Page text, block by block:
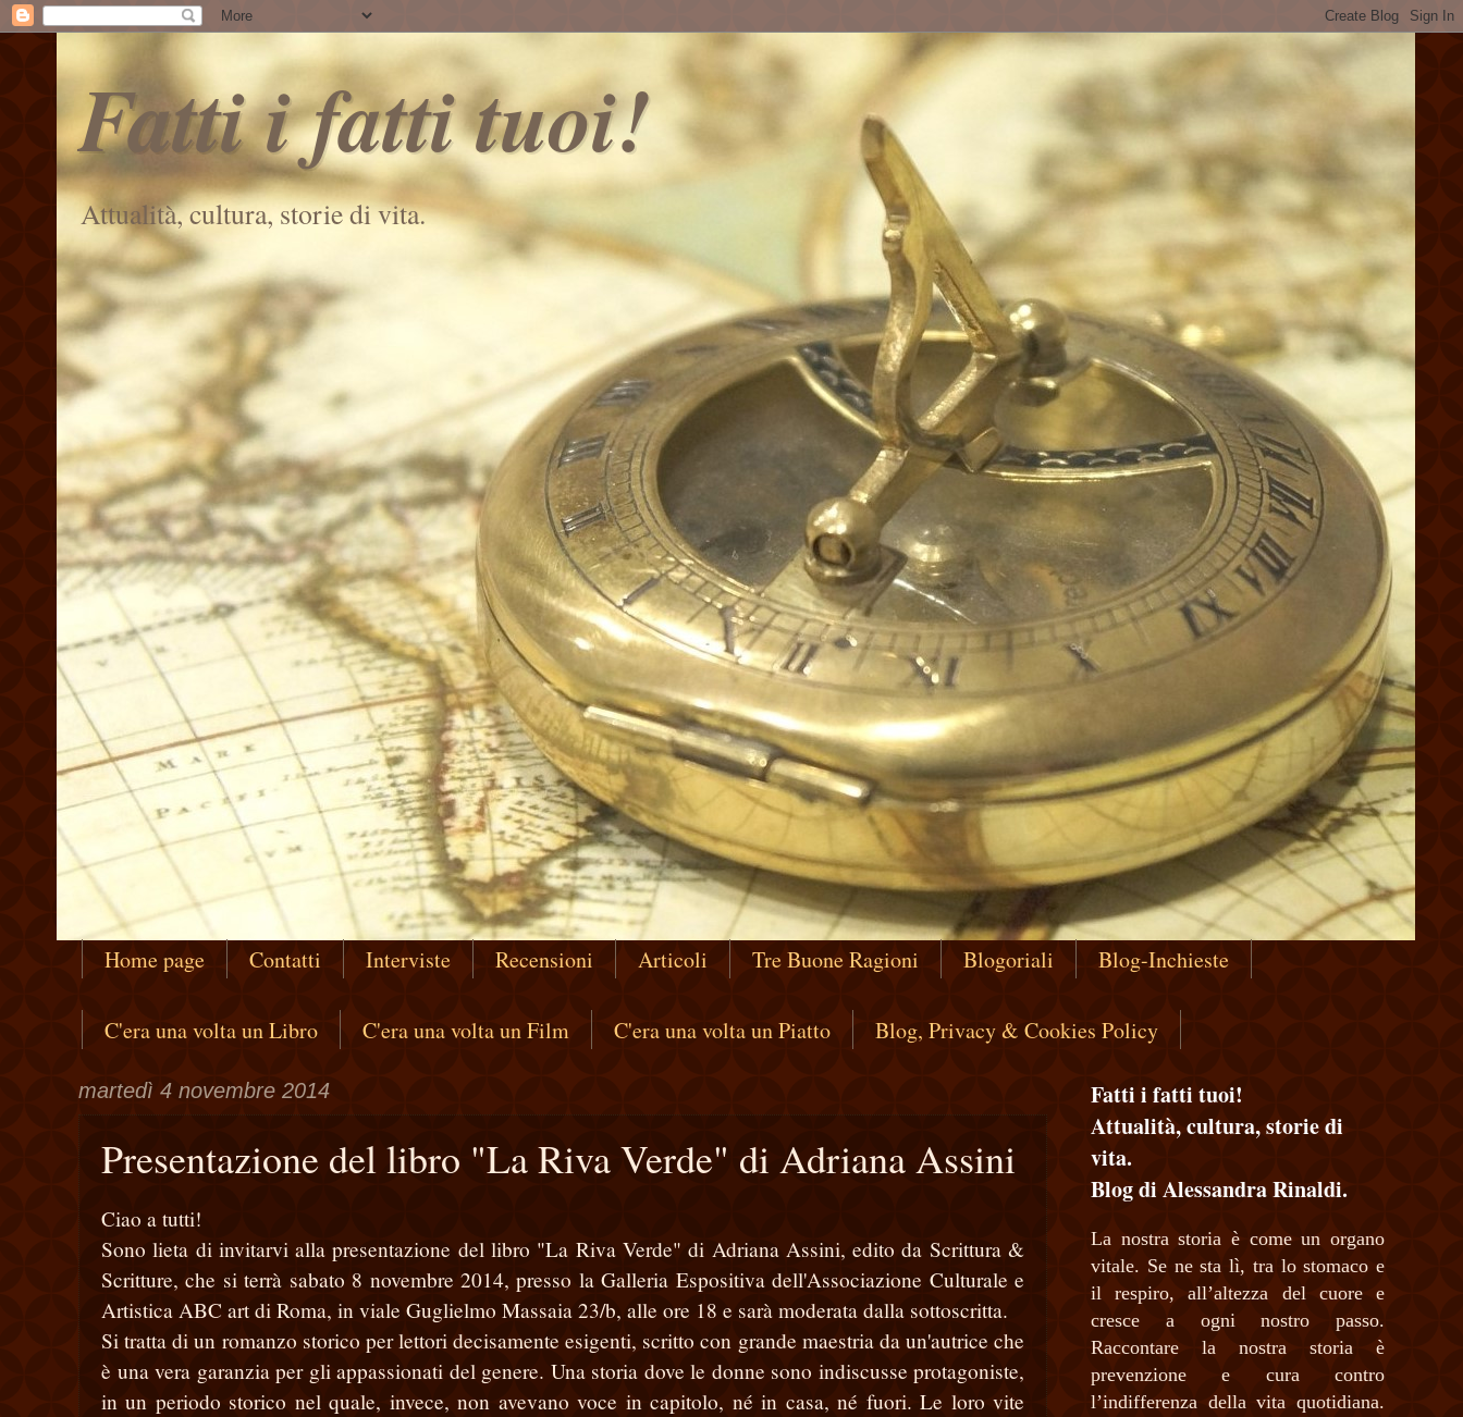
Fatti i fatti tuoi!
Attualità, cultura, storie di vita.
Home page Contatti Interviste Recensioni Articoli Tre Buone Ragioni Blogoriali Blog-Inchieste
C'era una volta un Libro C'era una volta un Film C'era una volta un Piatto Blog, Privacy & Cookies Policy
martedì 4 novembre 2014
Presentazione del libro "La Riva Verde" di Adriana Assini
Ciao a tutti!
Sono lieta di invitarvi alla presentazione del libro "La Riva Verde" di Adriana Assini, edito da Scrittura &
Scritture, che si terrà sabato 8 novembre 2014, presso la Galleria Espositiva dell'Associazione Culturale e
Artistica ABC art di Roma, in viale Guglielmo Massaia 23/b, alle ore 18 e sarà moderata dalla sottoscritta.
Si tratta di un romanzo storico per lettori decisamente esigenti, scritto con grande maestria da un'autrice che
è una vera garanzia per gli appassionati del genere. Una storia dove le donne sono indiscusse protagoniste,
in un periodo storico nel quale, invece, non avevano voce in capitolo, né in casa, né fuori. Le loro vite
Fatti i fatti tuoi!
Attualità, cultura, storie di
vita.
Blog di Alessandra Rinaldi.
La nostra storia è come un organo
vitale. Se ne sta lì, tra lo stomaco e
il respiro, all’altezza del cuore e
cresce a ogni nostro passo.
Raccontare la nostra storia è
prevenzione e cura contro
l’indifferenza della vita quotidiana.